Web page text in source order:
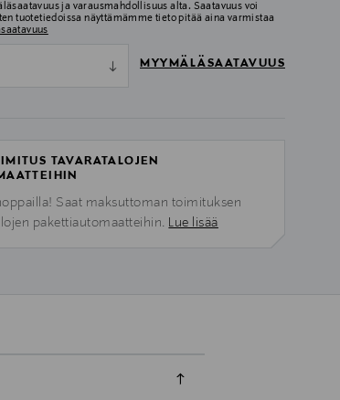
ja varausmahdollisuus alta. Saatavuus voi
tuotetiedoissa näyttämämme tieto pitää aina varmistaa
MYYMÄLÄSAATAVUUS
TAVARATALOJEN
Saat maksuttoman toimituksen
pakettiautomaatteihin. Lue lisää